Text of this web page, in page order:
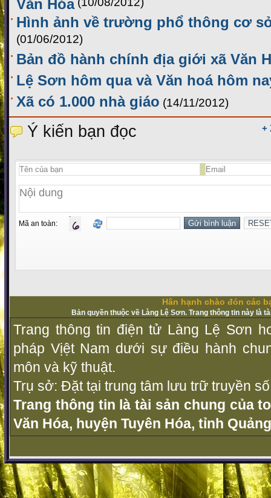
Hình ảnh về trường phổ thông cơ
(01/06/2012)
Bản đồ hành chính địa giới xã Văn
Lệ Sơn hôm qua và Văn hoá hôm
Xã có 1.000 nhà giáo (14/11/2012)
+
Ý kiến bạn đọc
Mã an toàn:
Hân hạnh chào đón các
Bản quyền thuộc về Làng Lệ Sơn. Trang thông tin này là
Trang thông tin điện tử Làng Lệ Sơn
pháp Vịệt Nam dưới sự điều hành
môn và kỹ thuật.
Trụ sở: Đặt tại trung tâm lưu trữ truyền
Trang thông tin là tài sản chung của
Văn Hóa, huyện Tuyên Hóa, tỉnh